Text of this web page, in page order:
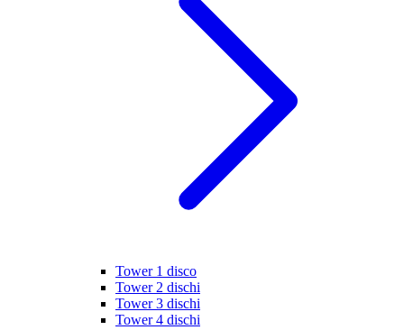
Tower 1 disco
Tower 2 dischi
Tower 3 dischi
Tower 4 dischi